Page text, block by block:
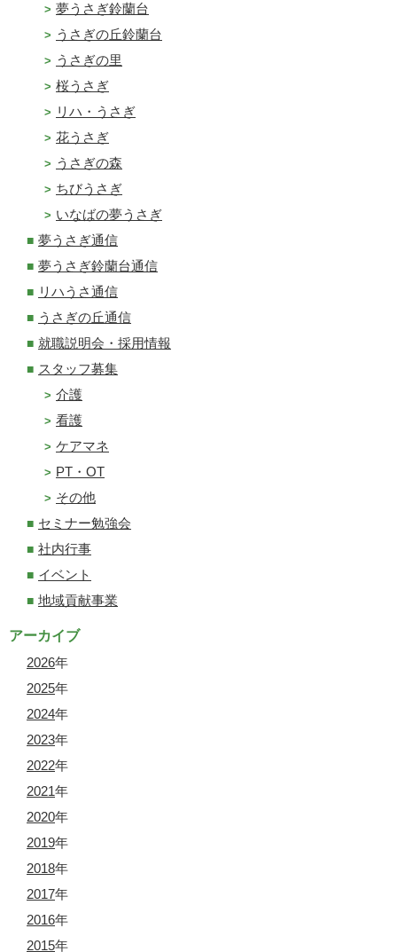
夢うさぎ鈴蘭台
うさぎの丘鈴蘭台
うさぎの里
桜うさぎ
リハ・うさぎ
花うさぎ
うさぎの森
ちびうさぎ
いなばの夢うさぎ
夢うさぎ通信
夢うさぎ鈴蘭台通信
リハうさ通信
うさぎの丘通信
就職説明会・採用情報
スタッフ募集
介護
看護
ケアマネ
PT・OT
その他
セミナー勉強会
社内行事
イベント
地域貢献事業
アーカイブ
2026年
2025年
2024年
2023年
2022年
2021年
2020年
2019年
2018年
2017年
2016年
2015年